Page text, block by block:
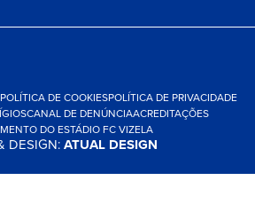
POLÍTICA DE COOKIESPOLÍTICA DE PRIVACIDADE
CANAL DE DENÚNCIAACREDITAÇÕES
DO ESTÁDIO FC VIZELA
DESIGN:ATUAL DESIGN